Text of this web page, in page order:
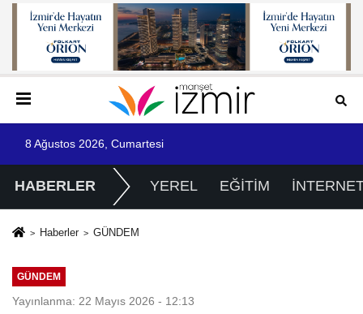
8 Ağustos 2026, Cumartesi
HABERLER YEREL EĞİTİM
Haberler GÜNDEM
GÜNDEM
Yayınlanma: 22 Mayıs 2026 - 12:13